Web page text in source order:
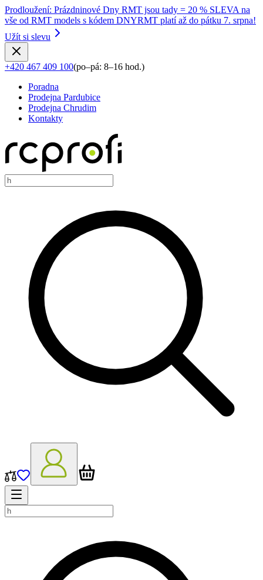
Prodloužení: Prázdninové Dny RMT jsou tady = 20 % SLEVA na
vše od RMT models s kódem DNYRMT platí až do pátku 7. srpna!
Užít si slevu
+420 467 409 100(po–pá: 8–16 hod.)
Poradna
Prodejna Pardubice
Prodejna Chrudim
Kontakty